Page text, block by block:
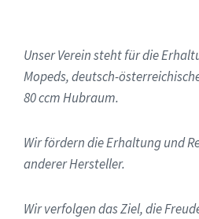
Unser Verein steht für die
Mopeds, deutsch-
80 ccm Hubraum.
Wir fördern die Erhaltung und
anderer Hersteller.
Wir verfolgen das Ziel, die